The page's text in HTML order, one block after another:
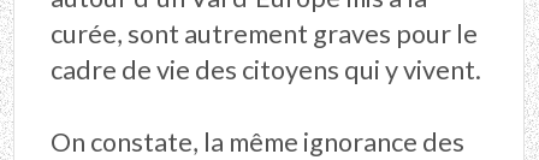
curée, sont autrement graves pour le
cadre de vie des citoyens qui y vivent.
On constate, la même ignorance des